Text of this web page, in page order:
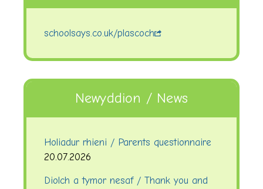
schoolsays.co.uk/plascoch
Newyddion / News
Holiadur rhieni / Parents questionnaire
20.07.2026
Diolch a tymor nesaf / Thank you and